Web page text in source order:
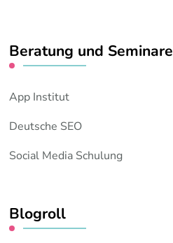
Beratung und Seminare
App Institut
Deutsche SEO
Social Media Schulung
Blogroll